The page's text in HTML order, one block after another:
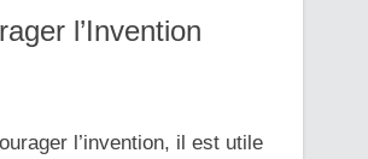
l’Invention
l’invention, il est utile